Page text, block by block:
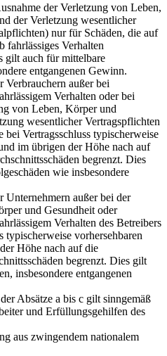
der Verletzung von Leben,
der Verletzung wesentlicher
nur für Schäden, die auf
fahrlässiges Verhalten
gilt auch für mittelbare
entgangenen Gewinn.
Verbrauchern außer bei
Verhalten oder bei
von Leben, Körper und
wesentlicher Vertragspflichten
Vertragsschluss typischerweise
im übrigen der Höhe nach auf
begrenzt. Dies
wie insbesondere
Unternehmern außer bei der
und Gesundheit oder
Verhalten des Betreibers
typischerweise vorhersehbaren
Höhe nach auf die
begrenzt. Dies gilt
insbesondere entgangenen
Absätze a bis c gilt sinngemäß
und Erfüllungsgehilfen des
aus zwingendem nationalem